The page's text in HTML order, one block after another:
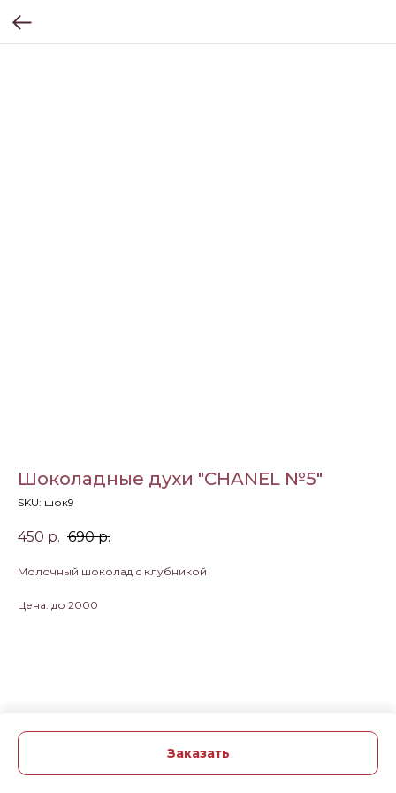
Шоколадные духи "CHANEL №5"
SKU: шок9
450 р. 690 р.
Заказать
Молочный шоколад с клубникой
Цена: до 2000